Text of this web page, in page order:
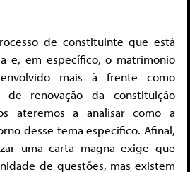
de constituinte que está
e, em específico, o matrimonio
mais à frente como
de renovação da constituição
ateremos a analisar como a
desse tema especifico. Afinal,
uma carta magna exige que
de questões, mas existem